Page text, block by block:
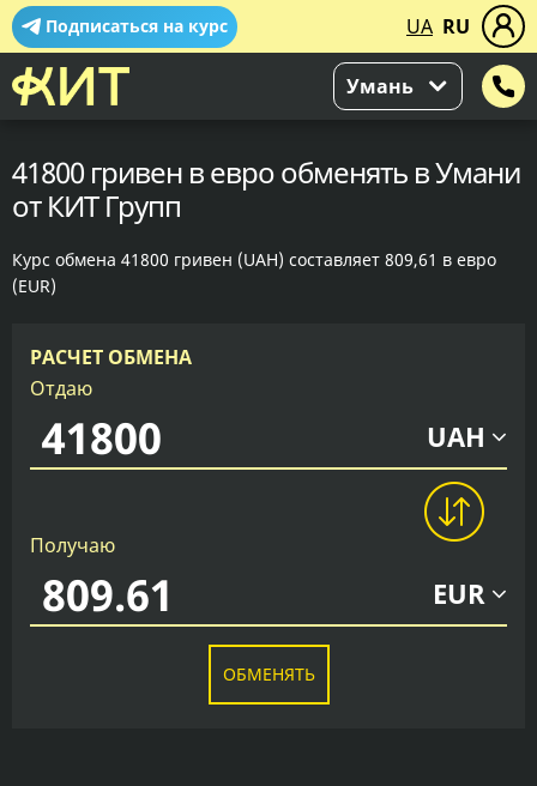
Подписаться на курс UA RU
Умань
41800 гривен в евро обменять в Умани
от КИТ Групп
Курс обмена 41800 гривен (UAH) составляет 809,61 в евро
(EUR)
РАСЧЕТ ОБМЕНА
Отдаю
UAH
Получаю
EUR
ОБМЕНЯТЬ